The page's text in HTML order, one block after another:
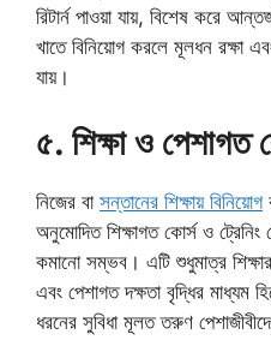
রিটার্ন পাওয়া যায়, বিশেষ করে
খাতে বিনিয়োগ করলে মূলধন রক্ষা
যায়।
৫. শিক্ষা ও পেশাগত
নিজের বা সন্তানের শিক্ষায় বিনিয়োগ
অনুমোদিত শিক্ষাগত কোর্স ও
কমানো সম্ভব। এটি শুধুমাত্র
এবং পেশাগত দক্ষতা বৃদ্ধির মাধ্যম
ধরনের সুবিধা মূলত তরুণ